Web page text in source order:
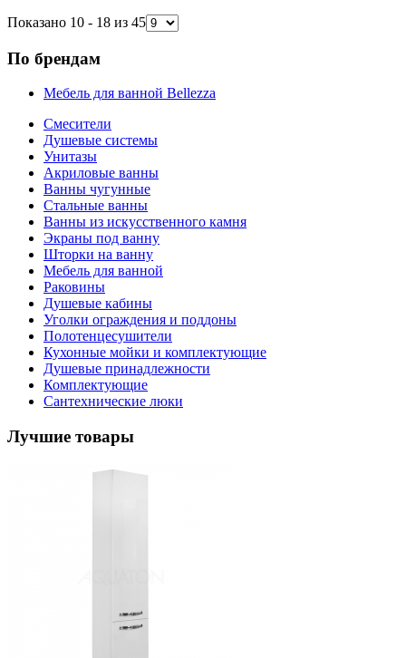
Показано 10 - 18 из 45
По брендам
Мебель для ванной Bellezza
Смесители
Душевые системы
Унитазы
Акриловые ванны
Ванны чугунные
Стальные ванны
Ванны из искусственного камня
Экраны под ванну
Шторки на ванну
Мебель для ванной
Раковины
Душевые кабины
Уголки ограждения и поддоны
Полотенцесушители
Кухонные мойки и комплектующие
Душевые принадлежности
Комплектующие
Сантехнические люки
Лучшие товары